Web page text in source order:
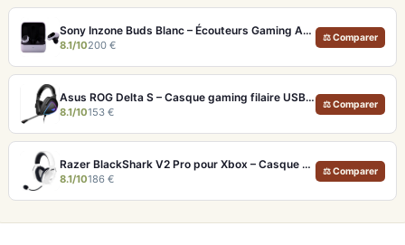
Sony Inzone Buds Blanc – Écouteurs Gaming ANC Autonomie 12h/24h
8.1/10200 €
⚖ Comparer
Asus ROG Delta S – Casque gaming filaire USB-C avec DAC ESS Hi-Fi
8.1/10153 €
⚖ Comparer
Razer BlackShark V2 Pro pour Xbox – Casque gaming sans fil avec autonomie 48h et audio esports
8.1/10186 €
⚖ Comparer